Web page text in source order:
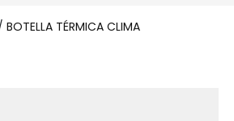
BOTELLA TÉRMICA CLIMA